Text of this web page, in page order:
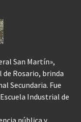
San Martín»,
de Rosario, brinda
Secundaria. Fue
Industrial de